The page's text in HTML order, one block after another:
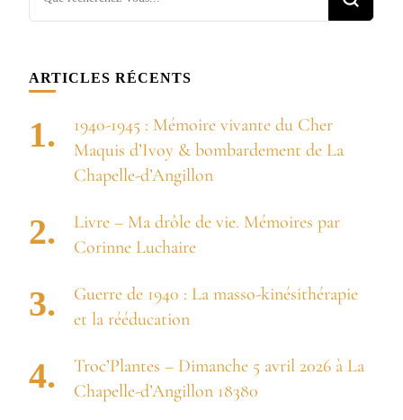
recherchiez
ARTICLES RÉCENTS
1940-1945 : Mémoire vivante du Cher
Maquis d’Ivoy & bombardement de La
Chapelle-d’Angillon
Livre – Ma drôle de vie. Mémoires par
Corinne Luchaire
Guerre de 1940 : La masso-kinésithérapie
et la rééducation
Troc’Plantes – Dimanche 5 avril 2026 à La
Chapelle-d’Angillon 18380